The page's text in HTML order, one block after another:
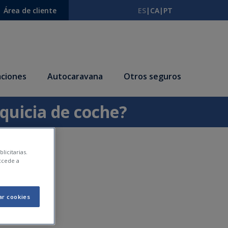
Área de cliente ES| CA| PT
Autocaravana Otros seguros
de coche?
a
cookies